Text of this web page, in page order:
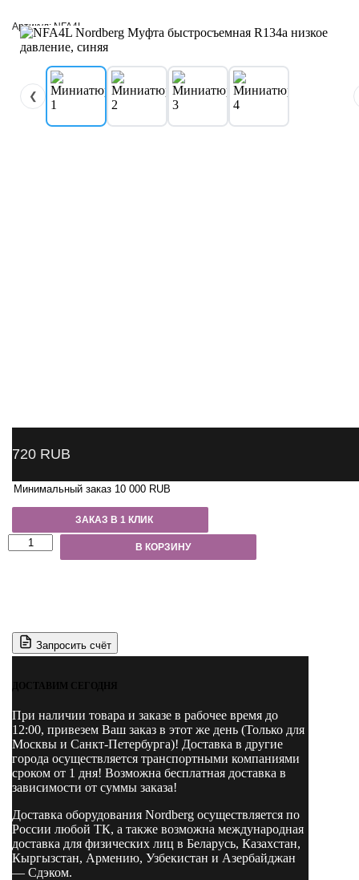
Артикул: NFA4L
❮
720 RUB
Минимальный заказ 10 000 RUB
ЗАКАЗ В 1 КЛИК
Количество
товара
низкое
давление,
В КОРЗИНУ
Запросить счёт
ДОСТАВИМ СЕГОДНЯ
При наличии товара и заказе в рабочее время до
12:00, привезем Ваш заказ в этот же день (Только для
Москвы и Санкт-Петербурга)! Доставка в другие
города осуществляется транспортными компаниями
сроком от 1 дня! Возможна бесплатная доставка в
зависимости от суммы заказа!
Доставка оборудования Nordberg осуществляется по
России любой ТК, а также возможна международная
доставка для физических лиц в Беларусь, Казахстан,
Кыргызстан, Армению, Узбекистан и Азербайджан
— Сдэком.